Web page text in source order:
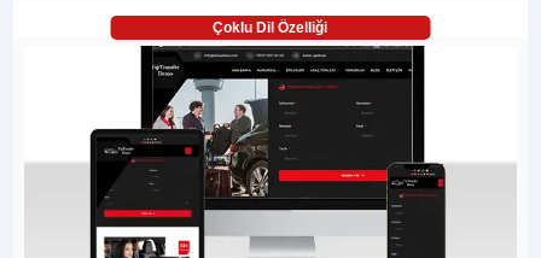
Çoklu Dil Özelliği